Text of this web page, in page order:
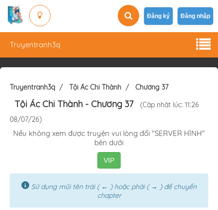
Đăng ký Đăng nhập
Truyentranh3q
Truyentranh3q Tội Ác Chi Thành Chương 37
Tội Ác Chi Thành - Chương 37
(Cập nhật lúc: 11:26
08/07/26)
Nếu không xem được truyện vui lòng đổi "SERVER HÌNH"
bên dưới
VIP
Sử dụng mũi tên trái ( ← ) hoặc phải ( → ) để chuyển
chapter